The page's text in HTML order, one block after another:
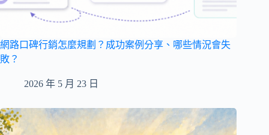
網路口碑行銷怎麼規劃？成功案例分享、哪些情況會失
敗？
2026 年 5 月 23 日